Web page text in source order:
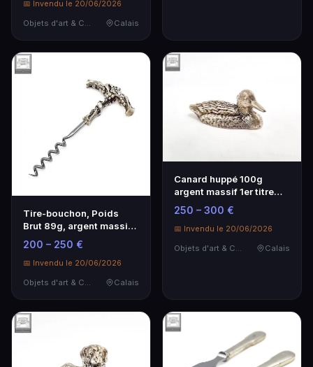
📅 Invendu le 20/06/2026
Objets d'art & Curiosités
Calais
Tire-bouchon, Poids
Brut 89g, argent massif
1°titre poinçon …
200 – 250 €
📅 Invendu le 20/06/2026
Objets d'art & Curiosités
Calais
Canard huppé 100g
argent massif 1er titre
poinçon Minerve 6 …
250 – 300 €
📅 Invendu le 20/06/2026
Objets d'art & Curiosités
Calais